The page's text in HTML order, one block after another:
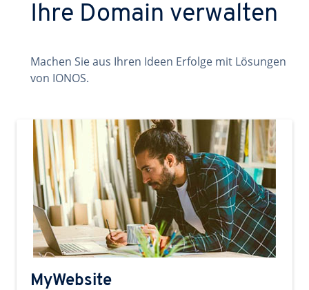
Ihre Domain verwalten
Machen Sie aus Ihren Ideen Erfolge mit Lösungen
von IONOS.
MyWebsite